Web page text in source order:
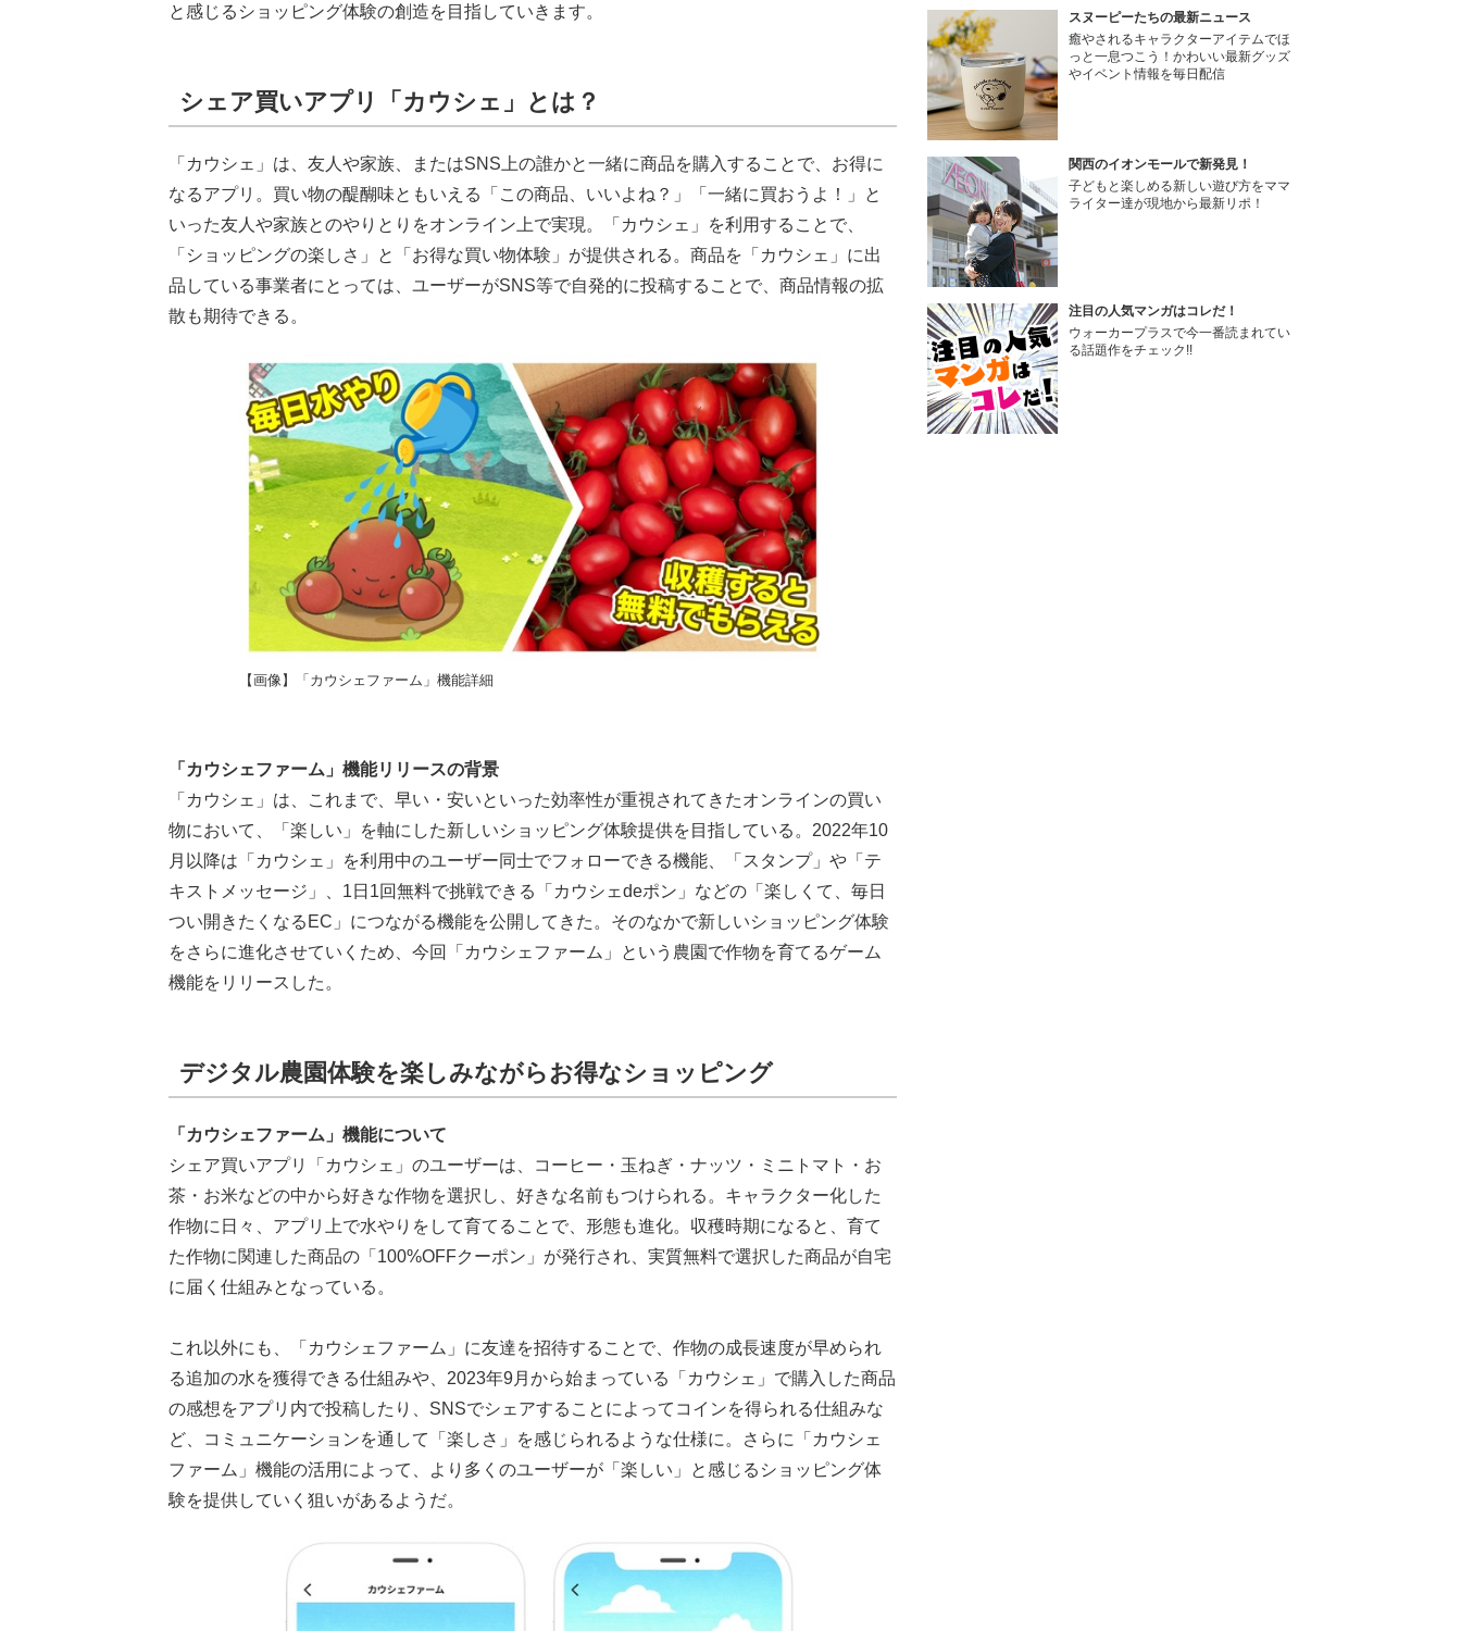
と感じるショッピング体験の創造を目指していきます。
シェア買いアプリ「カウシェ」とは？
「カウシェ」は、友人や家族、またはSNS上の誰かと一緒に商品を購入することで、お得に
なるアプリ。買い物の醍醐味ともいえる「この商品、いいよね？」「一緒に買おうよ！」と
いった友人や家族とのやりとりをオンライン上で実現。「カウシェ」を利用することで、
「ショッピングの楽しさ」と「お得な買い物体験」が提供される。商品を「カウシェ」に出
品している事業者にとっては、ユーザーがSNS等で自発的に投稿することで、商品情報の拡
散も期待できる。
【画像】「カウシェファーム」機能詳細
「カウシェファーム」機能リリースの背景
「カウシェ」は、これまで、早い・安いといった効率性が重視されてきたオンラインの買い
物において、「楽しい」を軸にした新しいショッピング体験提供を目指している。2022年10
月以降は「カウシェ」を利用中のユーザー同士でフォローできる機能、「スタンプ」や「テ
キストメッセージ」、1日1回無料で挑戦できる「カウシェdeポン」などの「楽しくて、毎日
つい開きたくなるEC」につながる機能を公開してきた。そのなかで新しいショッピング体験
をさらに進化させていくため、今回「カウシェファーム」という農園で作物を育てるゲーム
機能をリリースした。
デジタル農園体験を楽しみながらお得なショッピング
「カウシェファーム」機能について
シェア買いアプリ「カウシェ」のユーザーは、コーヒー・玉ねぎ・ナッツ・ミニトマト・お
茶・お米などの中から好きな作物を選択し、好きな名前もつけられる。キャラクター化した
作物に日々、アプリ上で水やりをして育てることで、形態も進化。収穫時期になると、育て
た作物に関連した商品の「100%OFFクーポン」が発行され、実質無料で選択した商品が自宅
に届く仕組みとなっている。
これ以外にも、「カウシェファーム」に友達を招待することで、作物の成長速度が早められ
る追加の水を獲得できる仕組みや、2023年9月から始まっている「カウシェ」で購入した商品
の感想をアプリ内で投稿したり、SNSでシェアすることによってコインを得られる仕組みな
ど、コミュニケーションを通して「楽しさ」を感じられるような仕様に。さらに「カウシェ
ファーム」機能の活用によって、より多くのユーザーが「楽しい」と感じるショッピング体
験を提供していく狙いがあるようだ。
スヌーピーたちの最新ニュース
癒やされるキャラクターアイテムでほ
っと一息つこう！かわいい最新グッズ
やイベント情報を毎日配信
関西のイオンモールで新発見！
子どもと楽しめる新しい遊び方をママ
ライター達が現地から最新リポ！
注目の人気マンガはコレだ！
ウォーカープラスで今一番読まれてい
る話題作をチェック!!